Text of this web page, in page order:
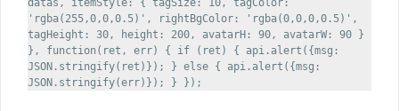
'rgba(255,0,0,0.5)', rightBgColor: 'rgba(0,0,0,0.5)',
tagHeight: 30, height: 200, avatarH: 90, avatarW: 90 }
}, function(ret, err) { if (ret) { api.alert({msg:
JSON.stringify(ret)}); } else { api.alert({msg:
JSON.stringify(err)}); } });